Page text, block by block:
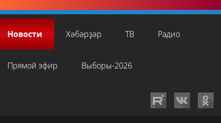
Новости Хәбәрҙәр ТВ Радио
Прямой эфир Выборы-2026